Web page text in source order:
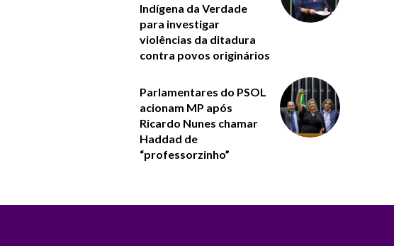
Indígena da Verdade
para investigar
violências da ditadura
contra povos originários
Parlamentares do PSOL
acionam MP após
Ricardo Nunes chamar
Haddad de
“professorzinho”